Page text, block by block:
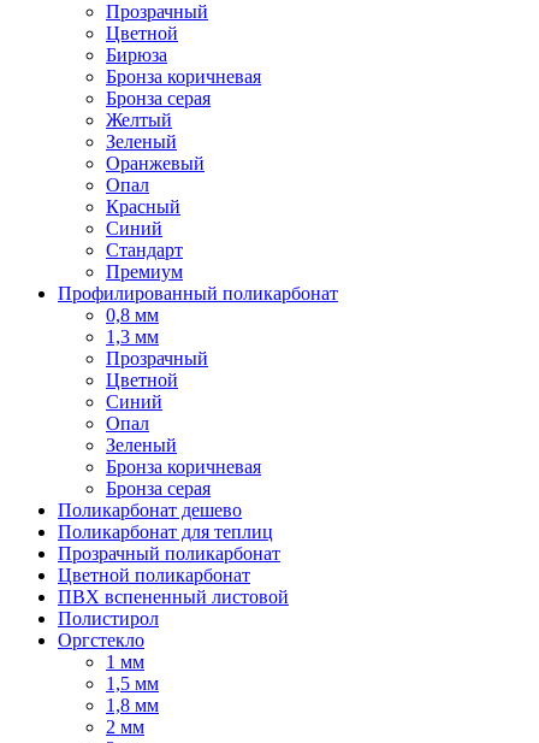
Прозрачный
Цветной
Бирюза
Бронза коричневая
Бронза серая
Желтый
Зеленый
Оранжевый
Опал
Красный
Синий
Стандарт
Премиум
Профилированный поликарбонат
0,8 мм
1,3 мм
Прозрачный
Цветной
Синий
Опал
Зеленый
Бронза коричневая
Бронза серая
Поликарбонат дешево
Поликарбонат для теплиц
Прозрачный поликарбонат
Цветной поликарбонат
ПВХ вспененный листовой
Полистирол
Оргстекло
1 мм
1,5 мм
1,8 мм
2 мм